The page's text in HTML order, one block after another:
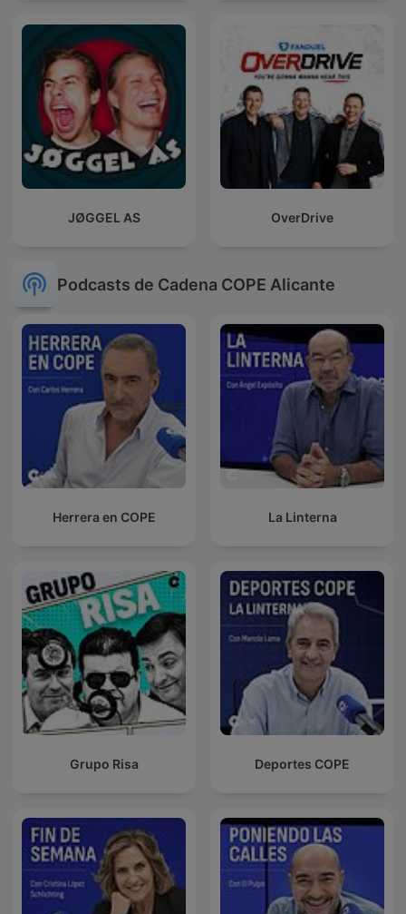
JØGGEL AS OverDrive
Podcasts de Cadena COPE Alicante
Herrera en COPE La Linterna
Grupo Risa Deportes COPE